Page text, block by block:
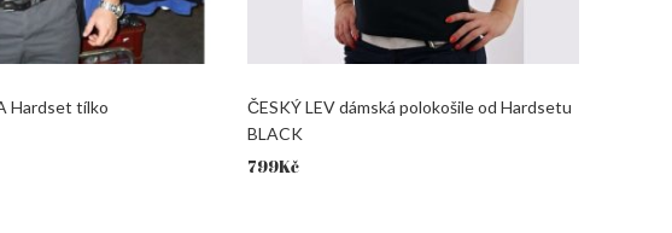
Hardset tílko
ČESKÝ LEV dámská polokošile od Hardsetu
BLACK
799Kč